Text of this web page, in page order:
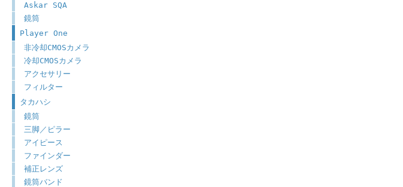
Askar SQA
鏡筒
Player One
非冷却CMOSカメラ
冷却CMOSカメラ
アクセサリー
フィルター
タカハシ
鏡筒
三脚／ピラー
アイピース
ファインダー
補正レンズ
鏡筒バンド